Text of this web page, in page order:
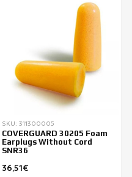
SKU: 311300005
COVERGUARD 30205 Foam
Earplugs Without Cord
SNR36
36,51€